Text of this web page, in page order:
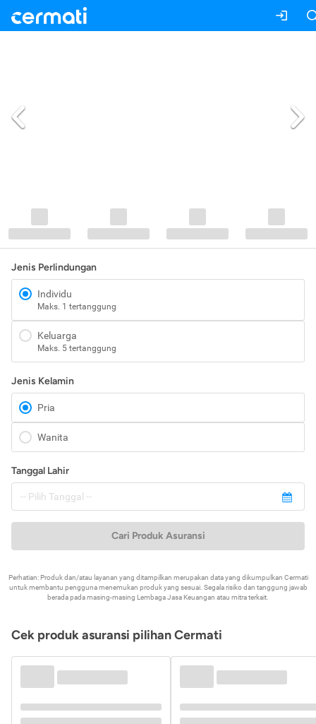
Jenis Perlindungan
Individu
Maks. 1 tertanggung
Keluarga
Maks. 5 tertanggung
Jenis Kelamin
Pria
Wanita
Tanggal Lahir
Cari Produk Asuransi
Perhatian: Produk dan/atau layanan yang ditampilkan merupakan data yang dikumpulkan Cermati
untuk membantu pengguna menemukan produk yang sesuai. Segala risiko dan tanggung jawab
berada pada masing-masing Lembaga Jasa Keuangan atau mitra terkait.
Cek produk asuransi pilihan Cermati